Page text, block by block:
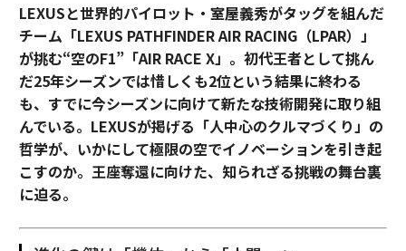
LEXUSと世界的パイロット・室屋義秀がタッグを組んだ
チーム「LEXUS PATHFINDER AIR RACING（LPAR）」
が挑む“空のF1”「AIR RACE X」。初代王者として挑ん
だ25年シーズンでは惜しくも2位という結果に終わる
も、すでに今シーズンに向けて新たな技術開発に取り組
んでいる。LEXUSが掲げる「人中心のクルマづくり」の
哲学が、いかにして極限の空でイノベーションを引き起
こすのか。王座奪還に向けた、知られざる挑戦の舞台裏
に迫る。